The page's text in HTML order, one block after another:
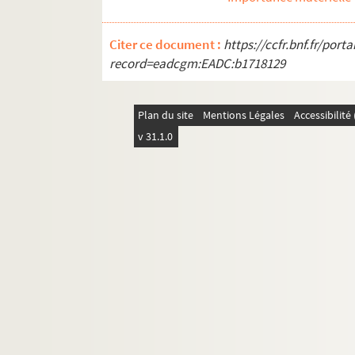
Salonique 1916 - La tour Yedi
Salonique 1916 - Église
Salonique 1916 - Une rue du
Odéon d'Hérode attique et
Citer ce document : https://ccfr.bnf.fr/
record=eadcgm:EADC:b1718129
Plan du site Mentions Légales
v 31.1.0